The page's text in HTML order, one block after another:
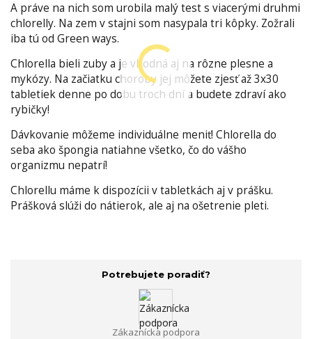
A práve na nich som urobila malý test s viacerými druhmi
chlorelly. Na zem v stajni som nasypala tri kôpky. Zožrali
iba tú od Green ways.
Chlorella bieli zuby a je vhodná aj na rôzne plesne a
mykózy. Na začiatku choroby jej môžete zjesť až 3x30
tabletiek denne po dobu troch dní a budete zdraví ako
rybičky!
Dávkovanie môžeme individuálne meniť! Chlorella do
seba ako špongia natiahne všetko, čo do vášho
organizmu nepatrí!
Chlorellu máme k dispozícii v tabletkách aj v prášku.
Prášková slúži do nátierok, ale aj na ošetrenie pleti.
Potrebujete poradiť?
Zákaznícka podpora